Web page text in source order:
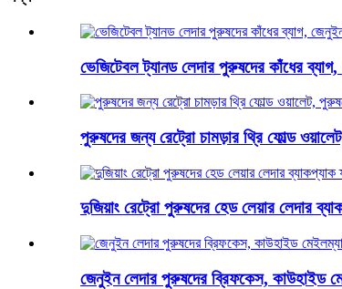
ভেজিটেবল ট্যানড লেদার পুরুষদের কাঁধের
পুরুষদের জন্য রেট্রো চামড়ার থ্রি ফোল্ড
দুজিয়াং রেট্রো পুরুষদের হেড লেয়ার লেদার
জেনুইন লেদার পুরুষদের ব্রিফকেস, কাউহাইড